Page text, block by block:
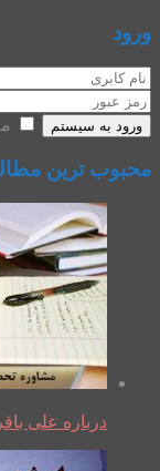
ورود
ورود به سیستم
محبوب ترین
درباره علی